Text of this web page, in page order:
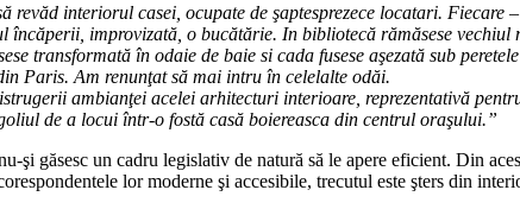
revăd interiorul casei, ocupate de şaptesprezece locatari.
încăperii, improvizată, o bucătărie. In bibliotecă rămăsese
transformată în odaie de baie si cada fusese aşezată sub
Paris. Am renunţat să mai intru în celelalte odăi.
ambianţei acelei arhitecturi interioare, reprezentativă
de a locui într-o fostă casă boiereasca din centrul oraşului.”
şi găsesc un cadru legislativ de natură să le apere eficient. Din
lor moderne şi accesibile, trecutul este şters din